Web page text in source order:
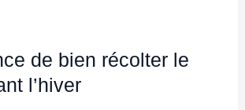
de bien récolter le
l’hiver